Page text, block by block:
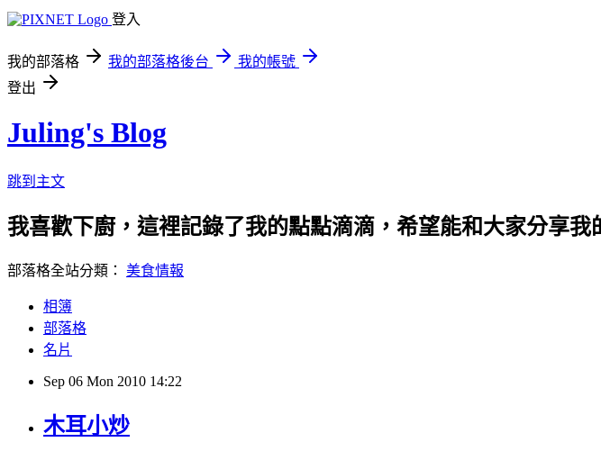
登入
我的部落格 我的部落格後台
我的帳號
登出
Juling's Blog
跳到主文
我喜歡下廚，這裡記錄了我的點點滴滴，希望能和大家分享我
部落格全站分類： 美食情報
相簿
部落格
名片
Sep 06 Mon 2010 14:22
木耳小炒